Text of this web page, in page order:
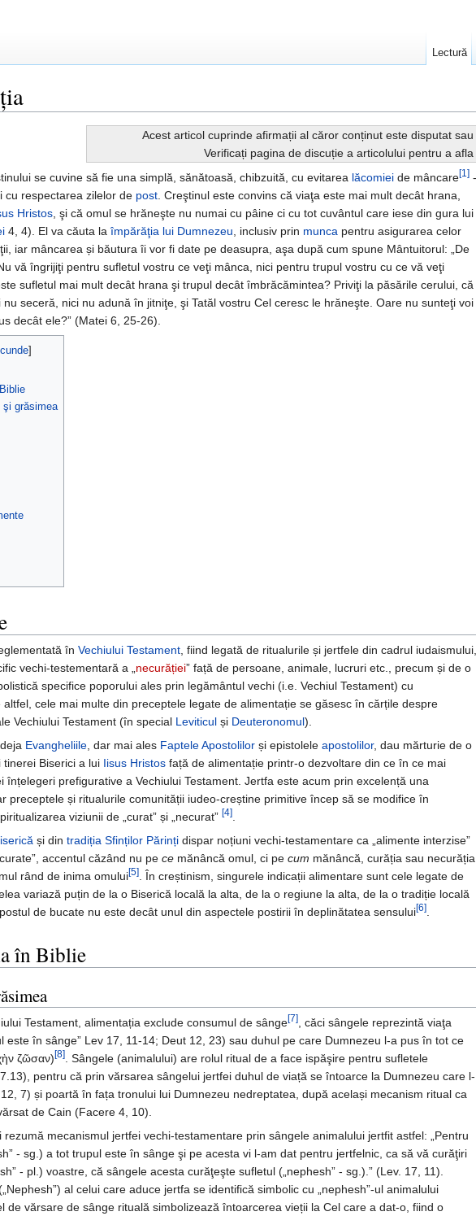
Acest articol cuprinde afirmații al căror conținut este disputat
Verificați pagina de discuție a articolului pentru a
se cuvine să fie una simplă, sănătoasă, chibzuită, cu evitarea lăcomiei de mâncare[1] -
cu respectarea zilelor de post. Creştinul este convins că viaţa este mai mult decât hrana,
Hristos, şi că omul se hrăneşte nu numai cu pâine ci cu tot cuvântul care iese din gura lui
4, 4). El va căuta laîmpărăţia lui Dumnezeu, inclusiv prin munca pentru asigurarea celor
iar mâncarea și băutura îi vor fi date pe deasupra, aşa după cum spune Mântuitorul: „De
vă îngrijiţi pentru sufletul vostru ce veţi mânca, nici pentru trupul vostru cu ce vă veţi
sufletul mai mult decât hrana şi trupul decât îmbrăcămintea? Priviţi la păsările cerului, că
nu seceră, nici nu adună în jitniţe, şi Tatăl vostru Cel ceresc le hrăneşte. Oare nu sunteţi voi
decât ele?” (Matei 6, 25-26).
şi grăsimea
în Vechiului Testament , fiind legată de ritualurile și jertfele din cadrul iudaismului,
vechi-testementară a „ necurăției” față de persoane, animale, lucruri etc., precum și de o
specifice poporului ales prin legământul vechi (i.e. Vechiul Testament) cu
altfel, cele mai multe din preceptele legate de alimentație se găsesc în cărțile despre
Vechiului Testament (în special Leviticul și Deuteronomul).
, deja Evangheliile , dar mai ales Faptele Apostolilor și epistolele apostolilor, dau mărturie de o
Biserici a lui Iisus Hristos față de alimentație printr-o dezvoltare din ce în ce mai
înțelegeri prefigurative a Vechiului Testament. Jertfa este acum prin excelență una
preceptele și ritualurile comunității iudeo-creștine primitive încep să se modifice în
viziunii de „curat” și „necurat” [4]
și din tradiția Sfinților Părinți dispar noțiuni vechi-testamentare ca „alimente interzise”
accentul căzând nu pe ce mănâncă omul, ci pe cum mănâncă, curăția sau necurăția
rând de inima omului[5]
. În creștinism, singurele indicații alimentare sunt cele legate de
variază puțin de la o Biserică locală la alta, de la o regiune la alta, de la o tradiție locală
de bucate nu este decât unul din aspectele postirii în deplinătatea sensului[6]
în Biblie
Testament, alimentația exclude consumul de sânge[7]
, căci sângele reprezintă viaţa
este în sânge” Lev 17, 11-14; Deut 12, 23) sau duhul pe care Dumnezeu l-a pus în tot ce
ζῶσαν)[8]
. Sângele (animalului) are rolul ritual de a face ispăşire pentru sufletele
pentru că prin vărsarea sângelui jertfei duhul de viață se întoarce la Dumnezeu care l-
7) și poartă în fața tronului lui Dumnezeu nedreptatea, după același mecanism ritual ca
de Cain (Facere 4, 10).
rezumă mecanismul jertfei vechi-testamentare prin sângele animalului jertfit astfel: „Pentru
- sg.) a tot trupul este în sânge şi pe acesta vi l-am dat pentru jertfelnic, ca să vă curăţiri
- pl.) voastre, că sângele acesta curăţeşte sufletul („nephesh” - sg.).” (Lev. 17, 11).
(„Nephesh”) al celui care aduce jertfa se identifică simbolic cu „nephesh”-ul animalului
de vărsare de sânge rituală simbolizează întoarcerea vieții la Cel care a dat-o, fiind o
Lectură